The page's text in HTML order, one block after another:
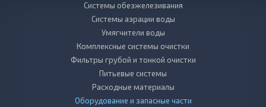
Системы обезжелезивания
Системы аэрации воды
Умягчители воды
Комплексные системы очистки
Фильтры грубой и тонкой очистки
Питьевые системы
Расходные материалы
Оборудование и запасные части